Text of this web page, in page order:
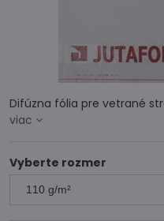
Difúzna fólia pre vetrané
viac
Vyberte rozmer